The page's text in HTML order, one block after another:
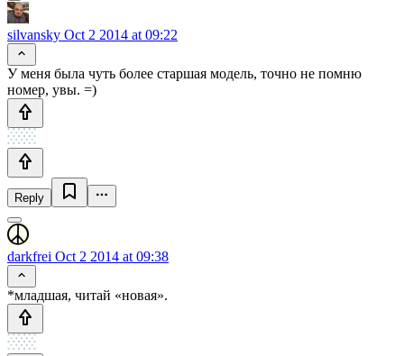
silvansky Oct 2 2014 at 09:22
У меня была чуть более старшая модель, точно не помню
номер, увы. =)
Reply
darkfrei Oct 2 2014 at 09:38
*младшая, читай «новая».